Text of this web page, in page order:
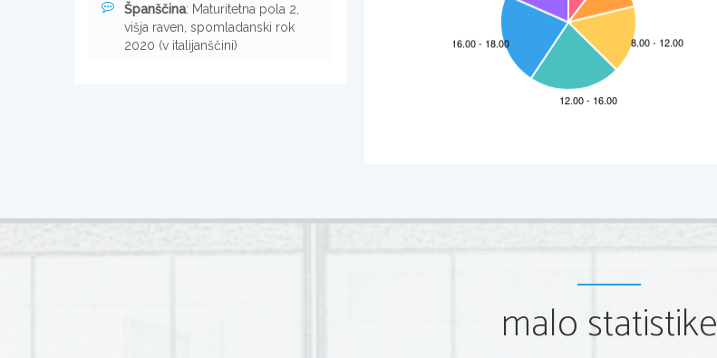
Španščina: Maturitetna pola 2,
višja raven, spomladanski rok
2020 (v italijanščini)
malo statistike